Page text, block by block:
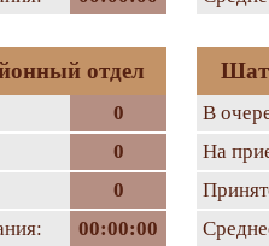
отдел
0
0
0
00:00:00
В
На